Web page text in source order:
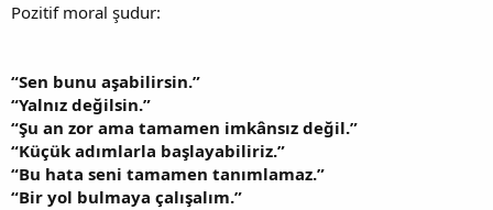
Pozitif moral şudur:
“Sen bunu aşabilirsin.”
“Yalnız değilsin.”
“Şu an zor ama tamamen imkânsız değil.”
“Küçük adımlarla başlayabiliriz.”
“Bu hata seni tamamen tanımlamaz.”
“Bir yol bulmaya çalışalım.”